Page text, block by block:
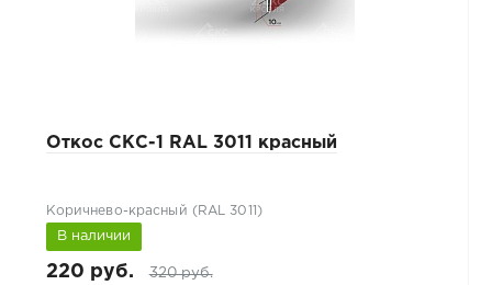
Откос СКС-1 RAL 3011 красный
Коричнево-красный (RAL 3011)
В наличии
220 руб. 320 руб.